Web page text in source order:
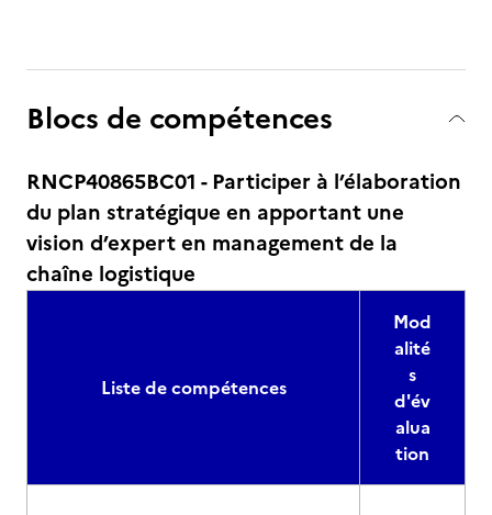
Blocs de compétences
RNCP40865BC01 - Participer à l’élaboration
du plan stratégique en apportant une
vision d’expert en management de la
chaîne logistique
Liste de compétences
Mod
alité
s
d'év
alua
tion